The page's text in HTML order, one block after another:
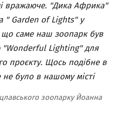
вражаюче. "Дика Африка"
" Garden of Lights" у
що саме наш зоопарк був
"Wonderful Lighting" для
проєкту. Щось подібне в
було в нашому місті
зоопарку Йоанна